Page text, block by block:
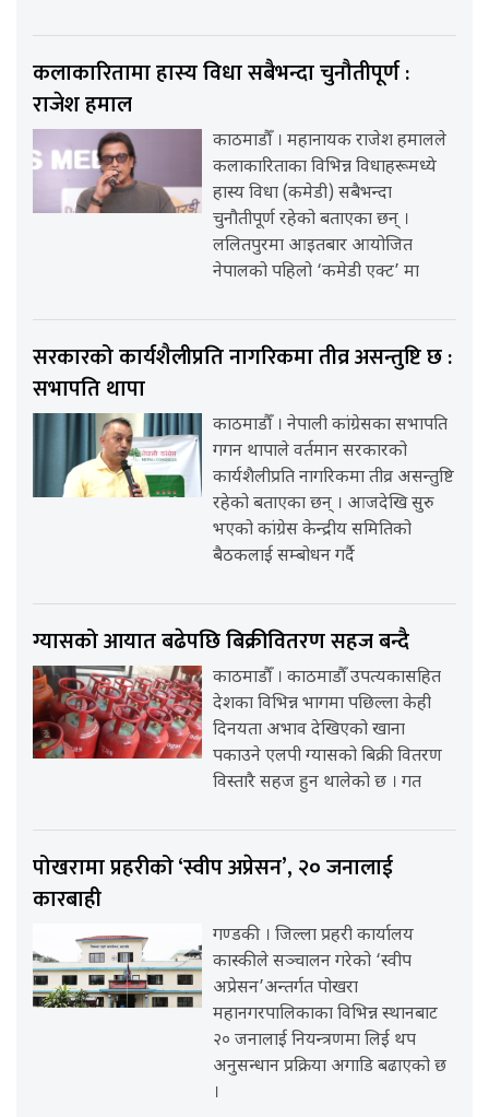
कलाकारितामा हास्य विधा सबैभन्दा चुनौतीपूर्ण :
राजेश हमाल
काठमाडौँ । महानायक राजेश हमालले
कलाकारिताका विभिन्न विधाहरूमध्ये
हास्य विधा (कमेडी) सबैभन्दा
चुनौतीपूर्ण रहेको बताएका छन् ।
ललितपुरमा आइतबार आयोजित
नेपालको पहिलो ‘कमेडी एक्ट’ मा
सरकारको कार्यशैलीप्रति नागरिकमा तीव्र असन्तुष्टि छ :
सभापति थापा
काठमाडौँ । नेपाली कांग्रेसका सभापति
गगन थापाले वर्तमान सरकारको
कार्यशैलीप्रति नागरिकमा तीव्र असन्तुष्टि
रहेको बताएका छन् । आजदेखि सुरु
भएको कांग्रेस केन्द्रीय समितिको
बैठकलाई सम्बोधन गर्दै
ग्यासको आयात बढेपछि बिक्रीवितरण सहज बन्दै
काठमाडौँ । काठमाडौँ उपत्यकासहित
देशका विभिन्न भागमा पछिल्ला केही
दिनयता अभाव देखिएको खाना
पकाउने एलपी ग्यासको बिक्री वितरण
विस्तारै सहज हुन थालेको छ । गत
पोखरामा प्रहरीको ‘स्वीप अप्रेसन’, २० जनालाई
कारबाही
गण्डकी । जिल्ला प्रहरी कार्यालय
कास्कीले सञ्चालन गरेको ‘स्वीप
अप्रेसन’अन्तर्गत पोखरा
महानगरपालिकाका विभिन्न स्थानबाट
२० जनालाई नियन्त्रणमा लिई थप
अनुसन्धान प्रक्रिया अगाडि बढाएको छ
।